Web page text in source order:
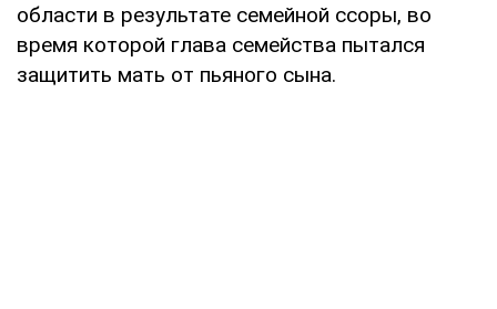
области в результате семейной ссоры, во
время которой глава семейства пытался
защитить мать от пьяного сына.